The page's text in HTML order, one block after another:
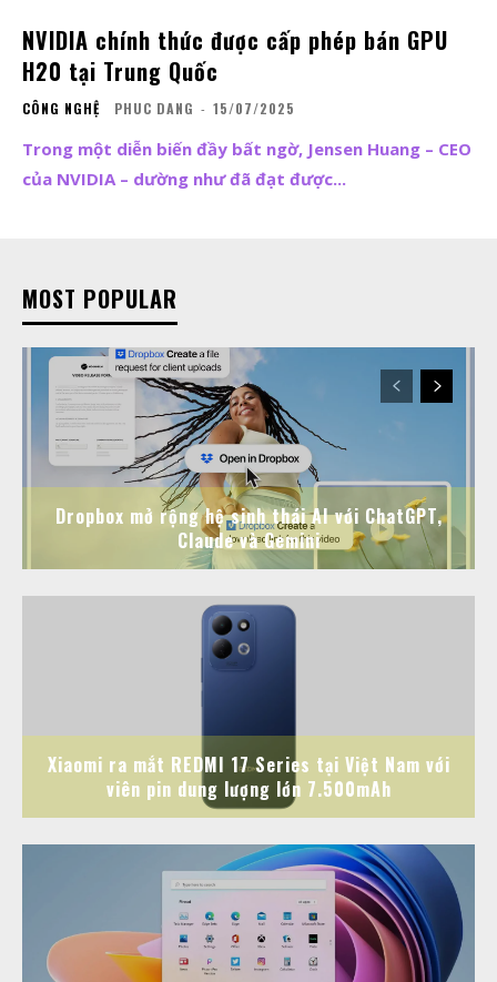
NVIDIA chính thức được cấp phép bán GPU
H20 tại Trung Quốc
CÔNG NGHỆ PHUC DANG - 15/07/2025
Trong một diễn biến đầy bất ngờ, Jensen Huang – CEO
của NVIDIA – dường như đã đạt được...
MOST POPULAR
Dropbox mở rộng hệ sinh thái AI với ChatGPT,
Claude và Gemini
Xiaomi ra mắt REDMI 17 Series tại Việt Nam với
viên pin dung lượng lớn 7.500mAh